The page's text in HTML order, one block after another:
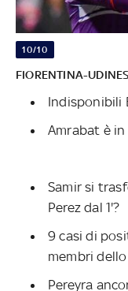
10/10
FIORENTINA-
Indisponibili
Amrabat è
Samir si
Perez dal 1'?
9 casi di
membri
Pereyra